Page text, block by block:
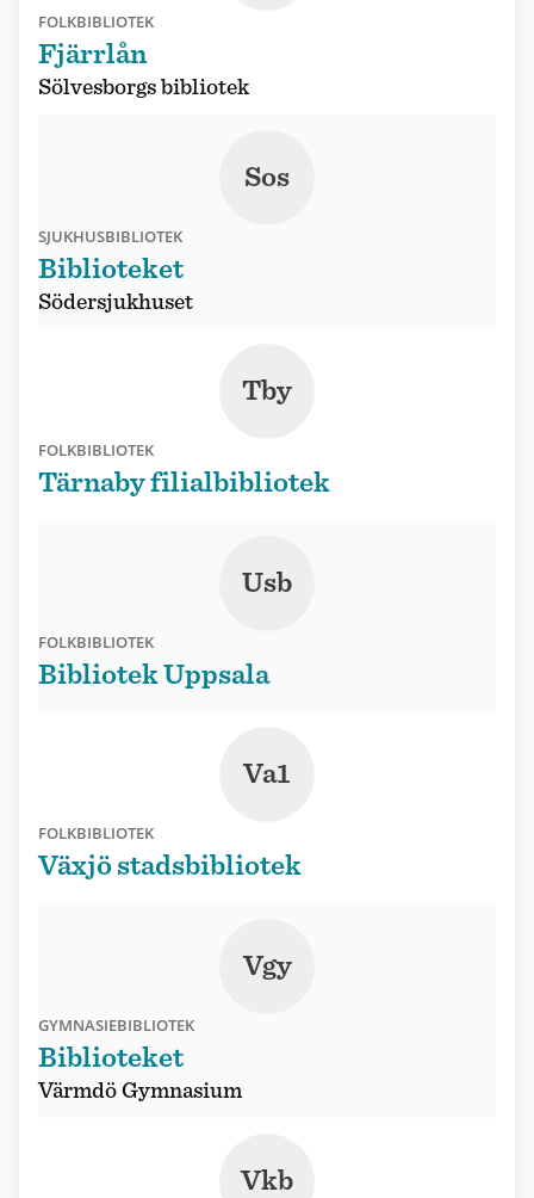
FOLKBIBLIOTEK
Fjärrlån
Sölvesborgs bibliotek
Sos
SJUKHUSBIBLIOTEK
Biblioteket
Södersjukhuset
Tby
FOLKBIBLIOTEK
Tärnaby filialbibliotek
Usb
FOLKBIBLIOTEK
Bibliotek Uppsala
Va1
FOLKBIBLIOTEK
Växjö stadsbibliotek
Vgy
GYMNASIEBIBLIOTEK
Biblioteket
Värmdö Gymnasium
Vkb